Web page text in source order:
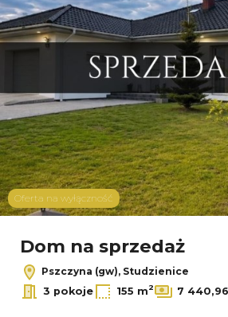
Oferta na wyłączność
Dom na sprzedaż
Pszczyna (gw), Studzienice
3 pokoje
155 m2 7 440,96